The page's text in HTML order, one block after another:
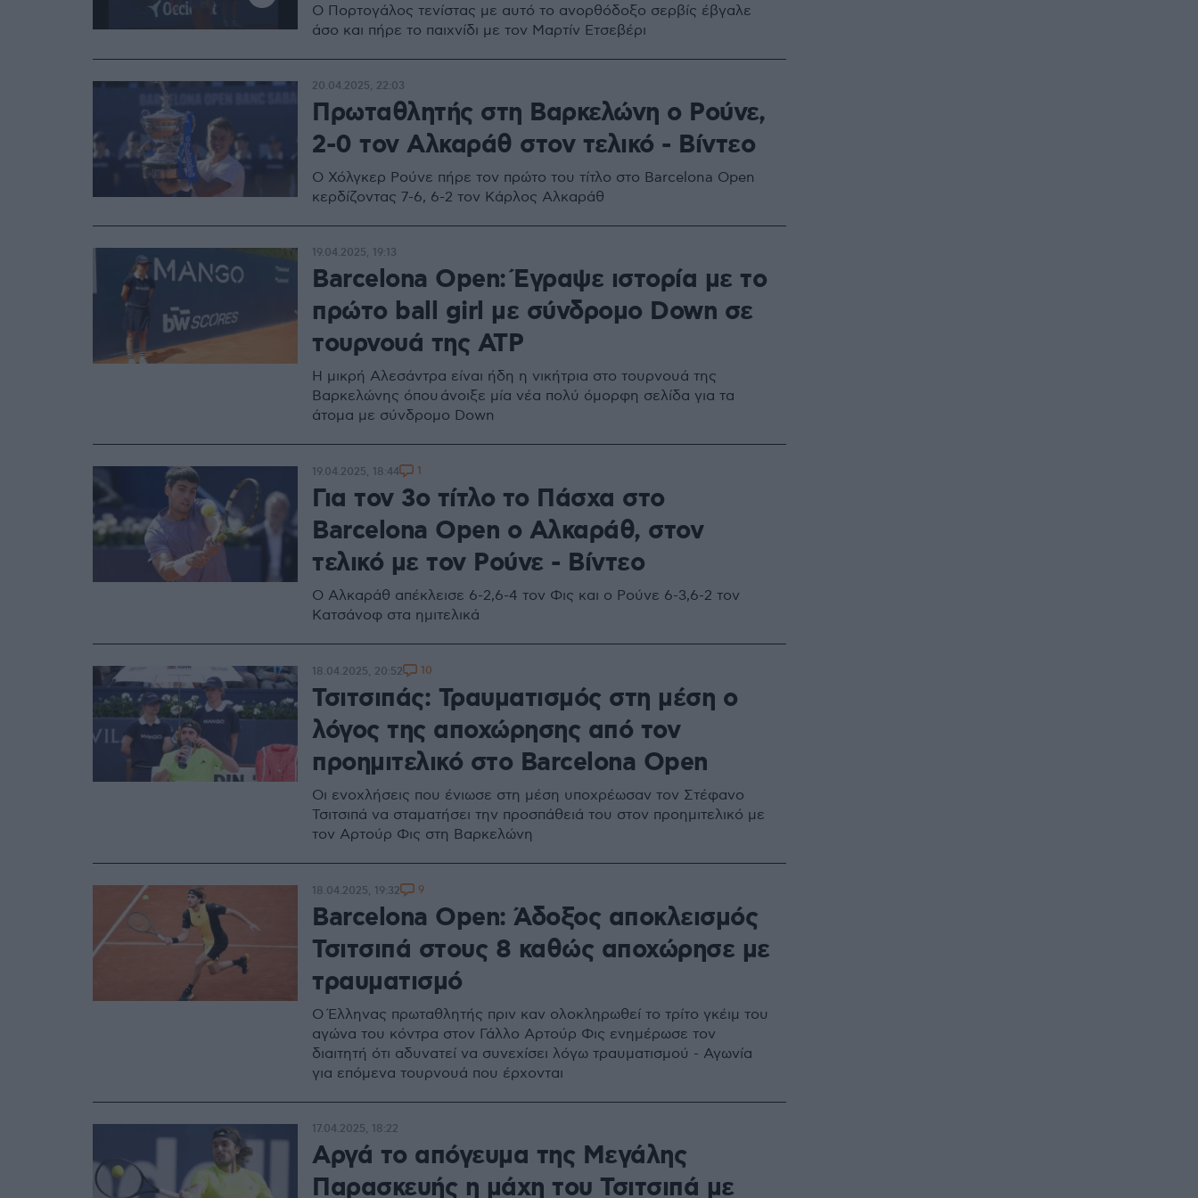
O Πορτογάλος τενίστας με αυτό το ανορθόδοξο σερβίς έβγαλε
άσο και πήρε το παιχνίδι με τον Μαρτίν Ετσεβέρι
Πρωταθλητής στη Βαρκελώνη ο Ρούνε,
2-0 τον Αλκαράθ στον τελικό - Βίντεο
Ο Χόλγκερ Ρούνε πήρε τον πρώτο του τίτλο στο Barcelona Open
κερδίζοντας 7-6, 6-2 τον Κάρλος Αλκαράθ
20.04.2025, 22:03
Barcelona Open: Έγραψε ιστορία με το
πρώτο ball girl με σύνδρομο Down σε
τουρνουά της ATP
Η μικρή Αλεσάντρα είναι ήδη η νικήτρια στο τουρνουά της
Βαρκελώνης όπου άνοιξε μία νέα πολύ όμορφη σελίδα για τα
άτομα με σύνδρομο Down
19.04.2025, 19:13
Για τον 3ο τίτλο το Πάσχα στο
Barcelona Open o Αλκαράθ, στον
τελικό με τον Ρούνε - Βίντεο
Ο Αλκαράθ απέκλεισε 6-2,6-4 τον Φις και ο Ρούνε 6-3,6-2 τον
Κατσάνοφ στα ημιτελικά
19.04.2025, 18:44 1
Τσιτσιπάς: Τραυματισμός στη μέση ο
λόγος της αποχώρησης από τον
προημιτελικό στο Barcelona Open
Οι ενοχλήσεις που ένιωσε στη μέση υποχρέωσαν τον Στέφανο
Τσιτσιπά να σταματήσει την προσπάθειά του στον προημιτελικό με
τον Αρτούρ Φις στη Βαρκελώνη
18.04.2025, 20:52 10
Barcelona Open: Άδοξος αποκλεισμός
Τσιτσιπά στους 8 καθώς αποχώρησε με
τραυματισμό
Ο Έλληνας πρωταθλητής πριν καν ολοκληρωθεί το τρίτο γκέιμ του
αγώνα του κόντρα στον Γάλλο Αρτούρ Φις ενημέρωσε τον
διαιτητή ότι αδυνατεί να συνεχίσει λόγω τραυματισμού - Αγωνία
για επόμενα τουρνουά που έρχονται
18.04.2025, 19:32 9
Αργά το απόγευμα της Μεγάλης
Παρασκευής η μάχη του Τσιτσιπά με
17.04.2025, 18:22